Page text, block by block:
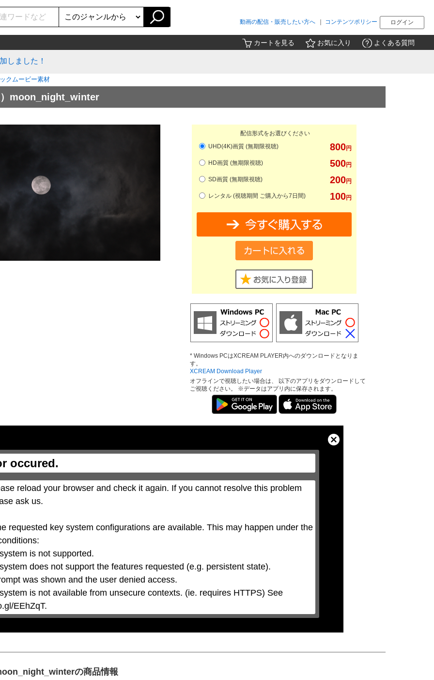
ログイン
コンテンツポリシー
動画の配信・販売したい方へ
カートを見る お気に入り よくある質問
しました！
クムービー素材
）moon_night_winter
配信形式をお選びください
800円
UHD(4K)画質 (無期限視聴)
500円
HD画質 (無期限視聴)
200円
SD画質 (無期限視聴)
100円
レンタル (視聴期間 ご購入から7日間)
* Windows PCはXCREAM PLAYER内へのダウンロードとなりま
す。
XCREAM Download Player
オフラインで視聴したい場合は、 以下のアプリをダウンロードして
ご視聴ください。 ※データはアプリ内に保存されます。
occured.
reload your browser and check it again. If you cannot resolve this problem
ask us.
requested key system configurations are available. This may happen under the
EEhZqT.
Close
Modal
Dialog
の商品情報